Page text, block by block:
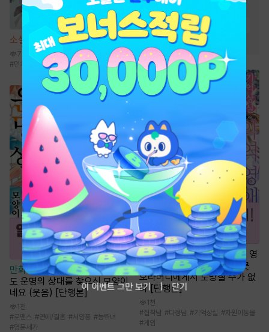
소설 선협에서 상태창 개발하기
7만
#먼치킨 #성장물 신무협 # 선협물
만화 [일권만] 전하께서는 오늘
도 운명의 상대를 찾으신 모양이
네요 (웃음) [단행본]
1천
#로맨스 #연애/결혼 #서양풍 #능력녀
#명문세가
#게임시스템
# 전쟁물 #통쾌함
재벌물 # 환생물
만화 [일권만] 기억상실 악역 영
애는 공략 대상인 얀데레 의붓
오라버니에게서 도망칠 수가 없
다 [단행본]
1천
#집착남 #다정남 #기억상실 #차원이동물
#게임
이 이벤트 그만 보기 닫기